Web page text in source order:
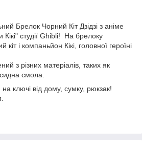
Брелок Чорний Кіт Дзідзі з аніме
студії Ghibli! На брелоку
кіт і компаньйон Кікі, головної героїні
з різних матеріалів, таких як
смола.
ключі від дому, сумку, рюкзак!